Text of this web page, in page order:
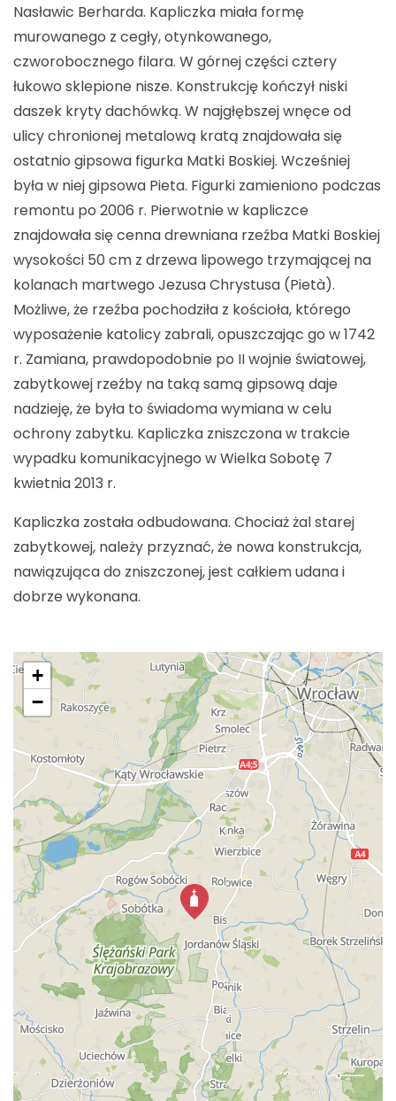
Nasławic Berharda. Kapliczka miała formę
murowanego z cegły, otynkowanego,
czworobocznego filara. W górnej części cztery
łukowo sklepione nisze. Konstrukcję kończył niski
daszek kryty dachówką. W najgłębszej wnęce od
ulicy chronionej metalową kratą znajdowała się
ostatnio gipsowa figurka Matki Boskiej. Wcześniej
była w niej gipsowa Pieta. Figurki zamieniono podczas
remontu po 2006 r. Pierwotnie w kapliczce
znajdowała się cenna drewniana rzeźba Matki Boskiej
wysokości 50 cm z drzewa lipowego trzymającej na
kolanach martwego Jezusa Chrystusa (Pietà).
Możliwe, że rzeźba pochodziła z kościoła, którego
wyposażenie katolicy zabrali, opuszczając go w 1742
r. Zamiana, prawdopodobnie po II wojnie światowej,
zabytkowej rzeźby na taką samą gipsową daje
nadzieję, że była to świadoma wymiana w celu
ochrony zabytku. Kapliczka zniszczona w trakcie
wypadku komunikacyjnego w Wielka Sobotę 7
kwietnia 2013 r.
Kapliczka została odbudowana. Chociaż żal starej
zabytkowej, należy przyznać, że nowa konstrukcja,
nawiązująca do zniszczonej, jest całkiem udana i
dobrze wykonana.
+
−